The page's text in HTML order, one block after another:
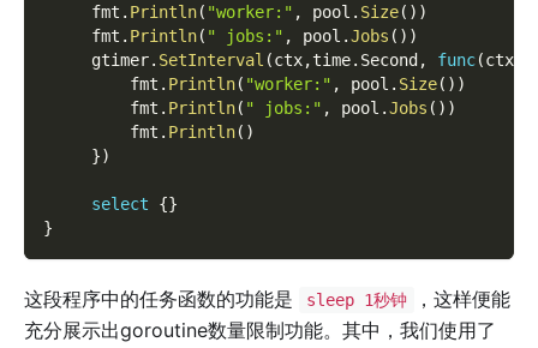
     fmt
. Println( "worker:" , pool . Size( ) )
     fmt
. Println( " jobs:" , pool .Jobs ( ) )
     gtimer
. SetInterval (ctx,time. Second , func(ctx
         fmt
. Println( "worker:" , pool . Size( ) )
         fmt
. Println( " jobs:" , pool .Jobs ( ) )
         fmt
. Println( )
})
select {}
}
这段程序中的任务函数的功能是 sleep 1秒钟
，这样便能
充分展示出goroutine数量限制功能。其中，我们使用了